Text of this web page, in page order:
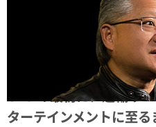
GTC の最初に、運輸や
ターテインメントに至